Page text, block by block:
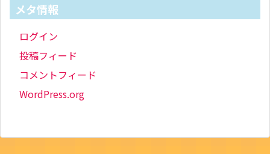
メタ情報
ログイン
投稿フィード
コメントフィード
WordPress.org